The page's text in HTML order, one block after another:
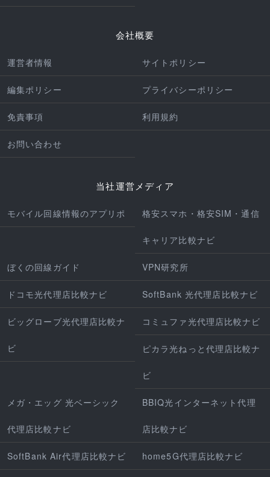
会社概要
運営者情報 サイトポリシー
編集ポリシー プライバシーポリシー
免責事項 利用規約
お問い合わせ
当社運営メディア
モバイル回線情報のアプリポ 格安スマホ・格安SIM・通信
キャリア比較ナビ
ぼくの回線ガイド VPN研究所
ドコモ光代理店比較ナビ SoftBank 光代理店比較ナビ
ビッグローブ光代理店比較ナ
ビ
コミュファ光代理店比較ナビ
ピカラ光ねっと代理店比較ナ
ビ
メガ・エッグ 光ベーシック
代理店比較ナビ
BBIQ光インターネット代理
店比較ナビ
SoftBank Air代理店比較ナビ home5G代理店比較ナビ